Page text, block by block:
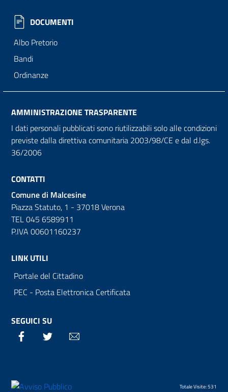
DOCUMENTI
Albo Pretorio
Bandi
Ordinanze
AMMINISTRAZIONE TRASPARENTE
I dati personali pubblicati sono riutilizzabili solo alle condizioni
previste dalla direttiva comunitaria 2003/98/CE e dal d.lgs.
36/2006
CONTATTI
Comune di Malcesine
Piazza Statuto, 1 - 37018 Verona
TEL 045 6589911
P.IVA 00601160237
LINK UTILI
Portale del Cittadino
PEC - Posta Elettronica Certificata
SEGUICI SU
Facebook Twitter
Totale Visite: 531